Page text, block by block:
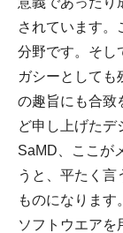
されています。
分野です。そし
ガシーとしても
の趣旨にも合致
ど申し上げたデ
SaMD、ここが
うと、平たく
ものになります
ソフトウエアを